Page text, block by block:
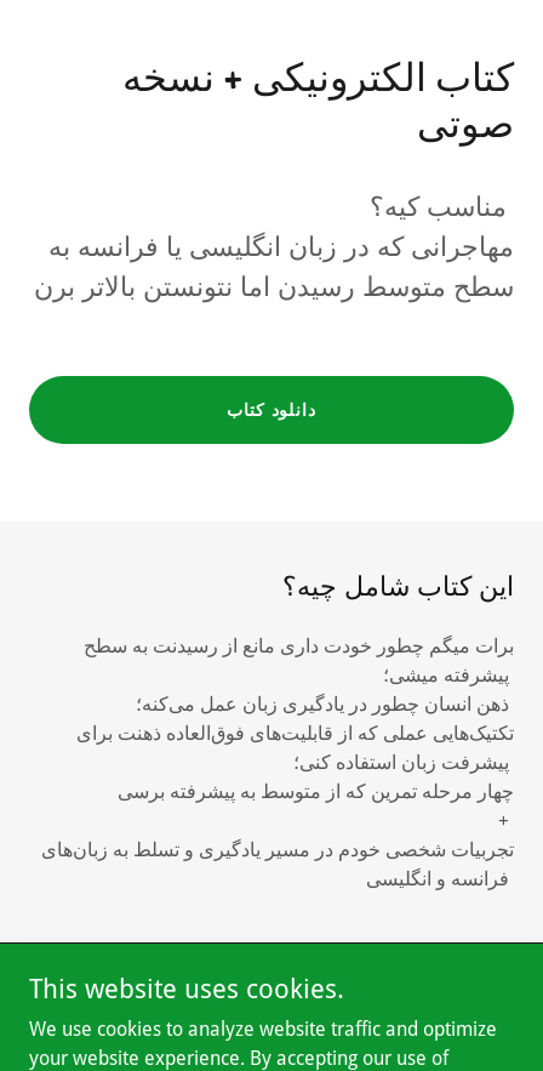
کتاب الکترونیکی + نسخه
صوتی
مهاجرانی که در زبان انگلیسی یا فرانسه به
سطح متوسط رسیدن اما نتونستن بالاتر برن
دانلود کتاب
این کتاب شامل چیه؟
برات میگم چطور خودت داری مانع از رسیدنت به سطح
تکتیک‌هایی عملی که از قابلیت‌های فوق‌العاده ذهنت برای
چهار مرحله تمرین که از متوسط به پیشرفته برسی
+
تجربیات شخصی خودم در مسیر یادگیری و تسلط به زبان‌های
Copyright © 2023 Toto Languages - Tous droits réservés.
This website uses cookies.
We use cookies to analyze website traffic and optimize
your website experience. By accepting our use of